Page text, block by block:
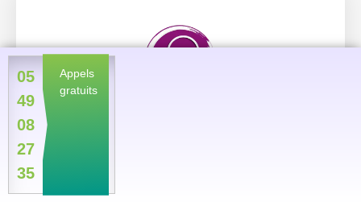
05
49
08
27
35
Appels
gratuits